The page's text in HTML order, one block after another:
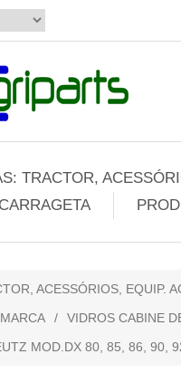
TRACTOR,
ACESSÓRIOS, EQUIP.
/ VIDROS CABINE
MOD.DX 80, 85, 86, 90,